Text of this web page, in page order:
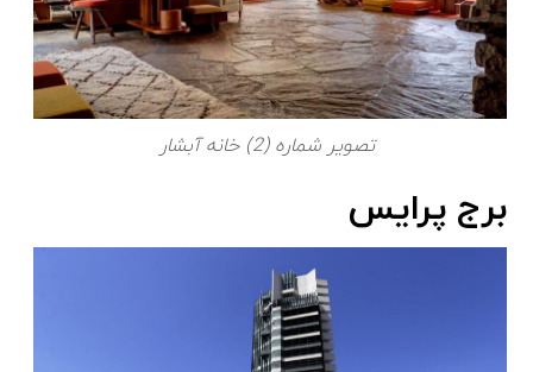
تصویر شماره (2) خانه آبشار
برج پرایس